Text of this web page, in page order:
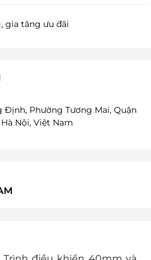
gia tăng ưu đãi
Định, Phường Tương Mai, Quận
Nội, Việt Nam